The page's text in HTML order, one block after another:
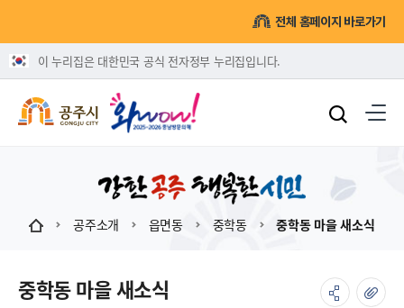
전체 홈페이지 바로가기
이 누리집은 대한민국 공식 전자정부 누리집입니다.
공주소개 읍면동 중학동 중학동 마을 새소식
중학동 마을 새소식